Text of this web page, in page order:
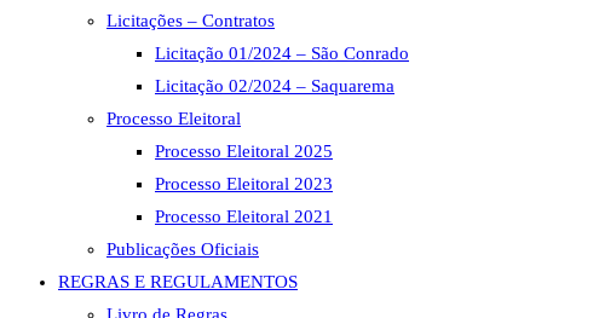
Licitações – Contratos
Licitação 01/2024 – São Conrado
Licitação 02/2024 – Saquarema
Processo Eleitoral
Processo Eleitoral 2025
Processo Eleitoral 2023
Processo Eleitoral 2021
Publicações Oficiais
REGRAS E REGULAMENTOS